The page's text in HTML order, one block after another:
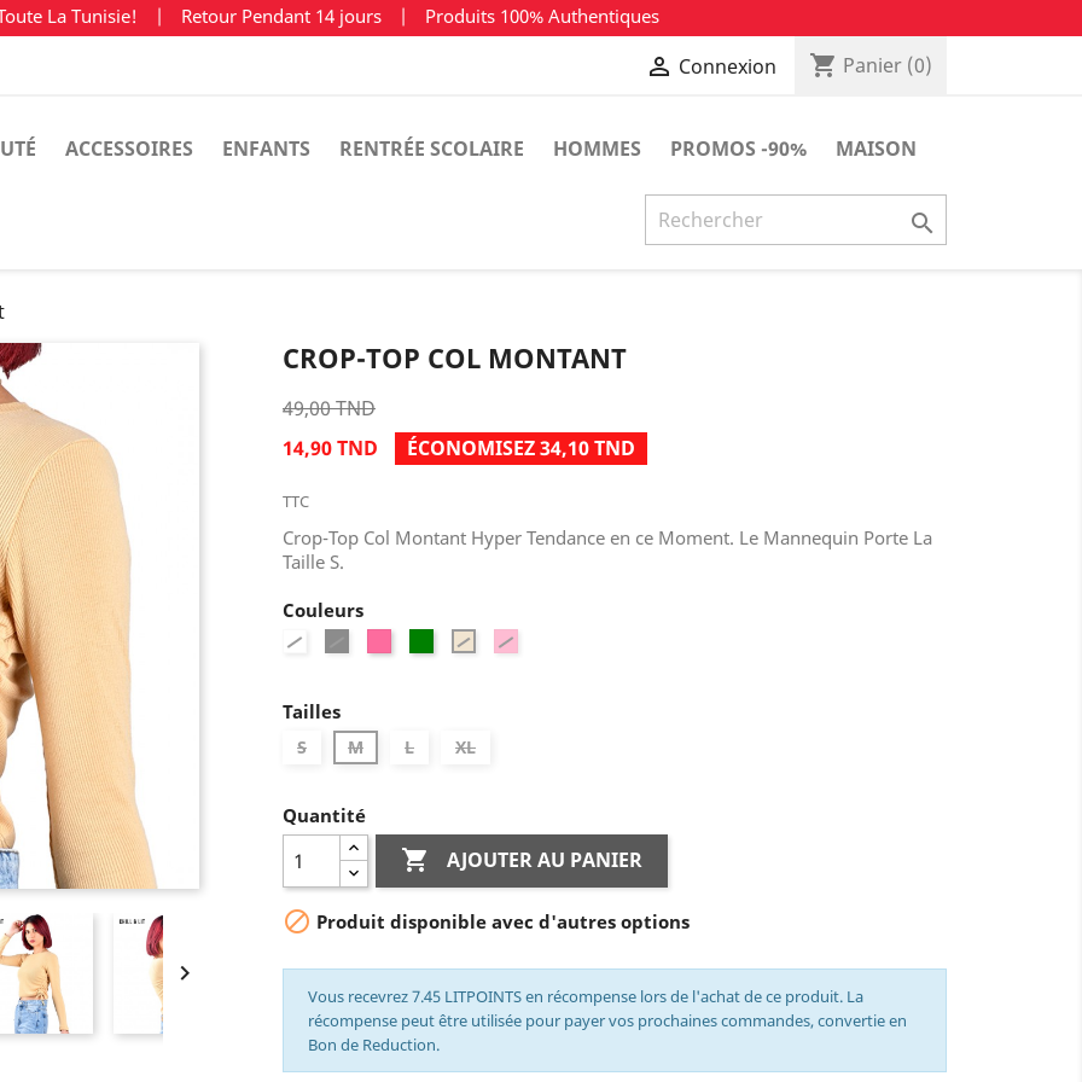
La Tunisie! | Retour Pendant 14 jours | Produits 100% Authentiques
 Connexion shopping_cart Panier (0)
ACCESSOIRES ENFANTS RENTRÉE SCOLAIRE HOMMES PROMOS -90% MAISON


CROP-TOP COL MONTANT
49,00 TND
14,90 TND
ÉCONOMISEZ 34,10 TND
TTC
Crop-Top Col Montant Hyper Tendance en ce Moment. Le Mannequin Porte La
Taille S.
Couleurs
Vert Beige
Tailles
S M L XL
Quantité
 AJOUTER AU PANIER
 Produit disponible avec d'autres options
Vous recevrez 7.45 LITPOINTS en récompense lors de l'achat de ce produit. La
récompense peut être utilisée pour payer vos prochaines commandes, convertie en
Bon de Reduction.